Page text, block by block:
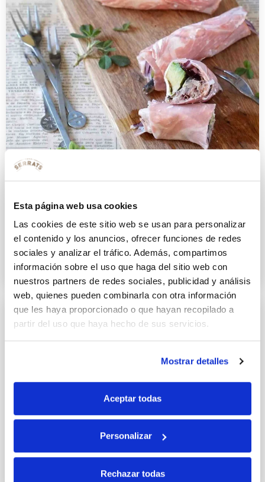
Esta página web usa cookies
Las cookies de este sitio web se usan para personalizar
el contenido y los anuncios, ofrecer funciones de redes
sociales y analizar el tráfico. Además, compartimos
información sobre el uso que haga del sitio web con
nuestros partners de redes sociales, publicidad y análisis
web, quienes pueden combinarla con otra información
que les haya proporcionado o que hayan recopilado a
partir del uso que haya hecho de sus servicios.
Mostrar detalles
Aceptar todas
Personalizar
Rechazar todas
sardinillas con aguacate
28 DICIEMBRE 2022